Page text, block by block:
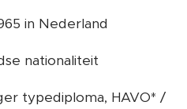
in Nederland
nationaliteit
typediploma, HAVO* /